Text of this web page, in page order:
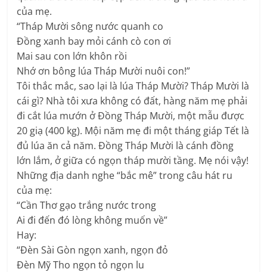
của mẹ.
“Tháp Mười sông nước quanh co
Đồng xanh bay mỏi cánh cò con ơi
Mai sau con lớn khôn rồi
Nhớ ơn bông lúa Tháp Mười nuôi con!”
Tôi thắc mắc, sao lại là lúa Tháp Mười? Tháp Mười là
cái gì? Nhà tôi xưa không có đất, hàng năm mẹ phải
đi cắt lúa mướn ở Đồng Tháp Mười, một mẫu được
20 giạ (400 kg). Mội năm mẹ đi một tháng giáp Tết là
đủ lúa ăn cả năm. Đồng Tháp Mười là cánh đồng
lớn lắm, ở giữa có ngọn tháp mười tầng. Mẹ nói vậy!
Những địa danh nghe “bắc mê” trong câu hát ru
của mẹ:
“Cần Thơ gạo trắng nước trong
Ai đi đến đó lòng không muốn về”
Hay:
“Đèn Sài Gòn ngọn xanh, ngọn đỏ
Đèn Mỹ Tho ngọn tỏ ngọn lu